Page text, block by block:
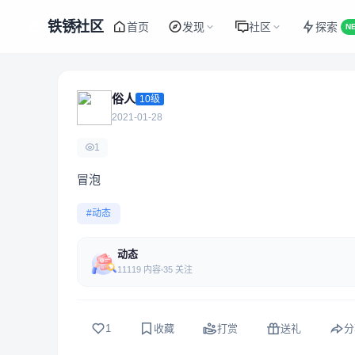
铁锈社区 首页 发现 社区 探索
俗人 10级
2021-01-28
1
冒泡
#动态
动态
11119 内容 35 关注
1 收藏 打赏 送礼